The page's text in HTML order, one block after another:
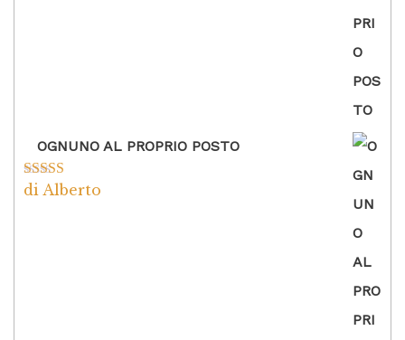
OGNUNO AL PROPRIO POSTO
Valutato5su
di Alberto